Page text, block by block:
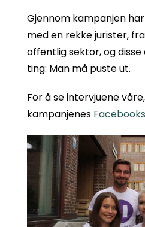
Gjennom kampanjen
med en rekke jurister,
offentlig sektor, og
ting: Man må puste ut.
For å se intervjuene
kampanjenes